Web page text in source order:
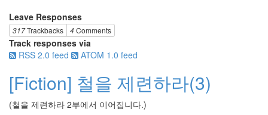
Leave Responses
317Trackbacks 4Comments
Track responses via
RSS 2.0 feed
ATOM 1.0 feed
[Fiction] 철을 제련하라(3)
(철을 제련하라 2부에서 이어집니다.)